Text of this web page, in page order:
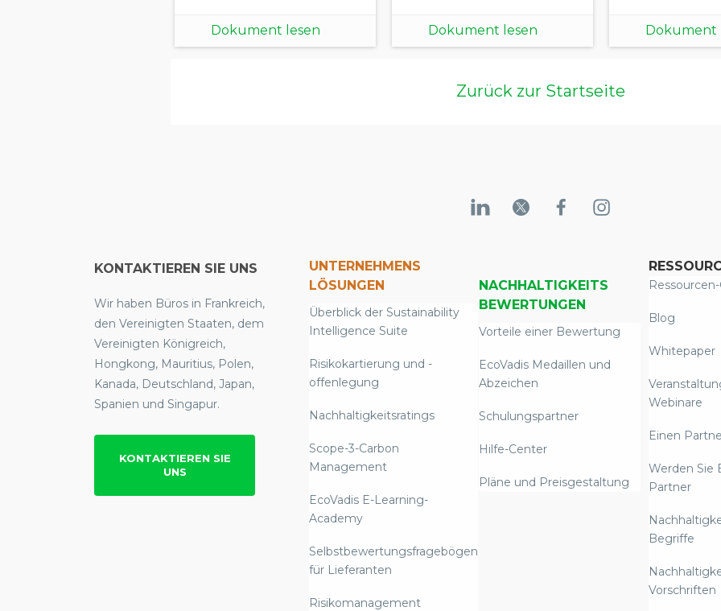
Dokument lesen Dokument lesen Dokument
Zurück zur Startseite
KONTAKTIEREN SIE UNS
Wir haben Büros in Frankreich,
den Vereinigten Staaten, dem
Vereinigten Königreich,
Hongkong, Mauritius, Polen,
Kanada, Deutschland, Japan,
Spanien und Singapur.
KONTAKTIEREN SIE
UNS
UNTERNEHMENS
LÖSUNGEN
Überblick der Sustainability
Intelligence Suite
Risikokartierung und -
offenlegung
Nachhaltigkeitsratings
Scope-3-Carbon
Management
EcoVadis E-Learning-
Academy
Selbstbewertungsfragebögen
für Lieferanten
Risikomanagement
NACHHALTIGKEITS
BEWERTUNGEN
Vorteile einer Bewertung
EcoVadis Medaillen und
Abzeichen
Schulungspartner
Hilfe-Center
Pläne und Preisgestaltung
Blog
Whitepaper
Webinare
Einen
Werden Sie
Partner
Begriffe
Vorschriften